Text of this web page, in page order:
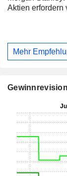
Aktien erfordern
Mehr